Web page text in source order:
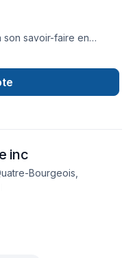
son savoir-faire en
bain, Sous-sol, Teinture
vos espaces à
notre approche centrée
: offrir un service
vos aspirations.
inc
Bourgeois,